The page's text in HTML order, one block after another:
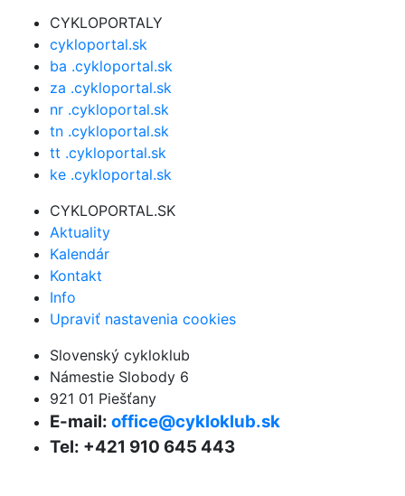
CYKLOPORTALY
cykloportal.sk
ba .cykloportal.sk
za .cykloportal.sk
nr .cykloportal.sk
tn .cykloportal.sk
tt .cykloportal.sk
ke .cykloportal.sk
CYKLOPORTAL.SK
Aktuality
Kalendár
Kontakt
Info
Upraviť nastavenia cookies
Slovenský cykloklub
Námestie Slobody 6
921 01 Piešťany
E-mail: office@cykloklub.sk
Tel: +421 910 645 443